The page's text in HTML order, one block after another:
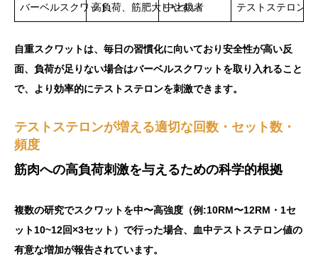
バーベルスクワット高負荷、筋肥大しやすい
中上級者 テストステロン
自重スクワットは、毎日の習慣化に向いており安全性が高い反
面、負荷が足りない場合はバーベルスクワットを取り入れること
で、より効率的にテストステロンを刺激できます。
テストステロンが増える適切な回数・セット数・
頻度
筋肉への高負荷刺激を与えるための科学的根拠
複数の研究でスクワットを中〜高強度（例:10RM〜12RM・1セ
ット10~12回×3セット）で行った場合、血中テストステロン値の
有意な増加が報告されています。